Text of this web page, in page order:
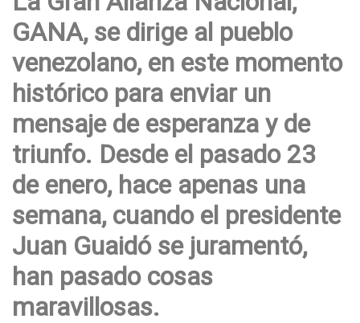
GANA, se dirige al pueblo
venezolano, en este momento
histórico para enviar un
mensaje de esperanza y de
triunfo. Desde el pasado 23
de enero, hace apenas una
semana, cuando el presidente
Juan Guaidó se juramentó,
han pasado cosas
maravillosas.